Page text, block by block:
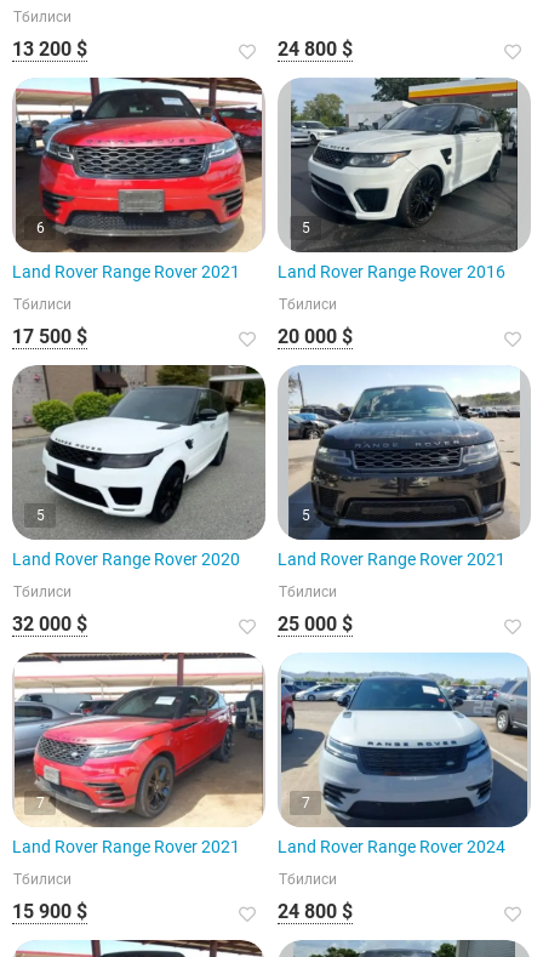
Тбилиси
13 200 $ 24 800 $
6
Land Rover Range Rover 2021
Тбилиси
17 500 $
5
Land Rover Range Rover 2016
Тбилиси
20 000 $
5
Land Rover Range Rover 2020
Тбилиси
32 000 $
5
Land Rover Range Rover 2021
Тбилиси
25 000 $
7
Land Rover Range Rover 2021
Тбилиси
15 900 $
7
Land Rover Range Rover 2024
Тбилиси
24 800 $